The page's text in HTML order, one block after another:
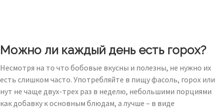
Можно ли каждый день есть горох?
Несмотря на то что бобовые вкусны и полезны, не нужно их
есть слишком часто. Употребляйте в пищу фасоль, горох или
нут не чаще двух-трех раз в неделю, небольшими порциями
как добавку к основным блюдам, а лучше – в виде